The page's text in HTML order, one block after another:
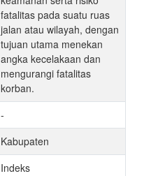
fatalitas pada suatu ruas
jalan atau wilayah, dengan
tujuan utama menekan
angka kecelakaan dan
mengurangi fatalitas
korban.
-
Kabupaten
Indeks